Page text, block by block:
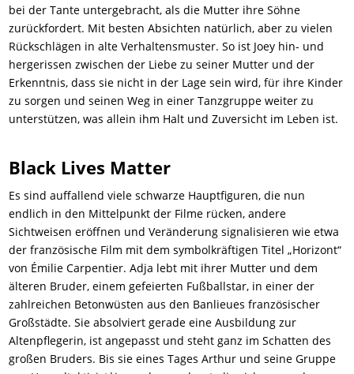
bei der Tante untergebracht, als die Mutter ihre Söhne
zurückfordert. Mit besten Absichten natürlich, aber zu vielen
Rückschlägen in alte Verhaltensmuster. So ist Joey hin- und
hergerissen zwischen der Liebe zu seiner Mutter und der
Erkenntnis, dass sie nicht in der Lage sein wird, für ihre Kinder
zu sorgen und seinen Weg in einer Tanzgruppe weiter zu
unterstützen, was allein ihm Halt und Zuversicht im Leben ist.
Black Lives Matter
Es sind auffallend viele schwarze Hauptfiguren, die nun
endlich in den Mittelpunkt der Filme rücken, andere
Sichtweisen eröffnen und Veränderung signalisieren wie etwa
der französische Film mit dem symbolkräftigen Titel „Horizont“
von Émilie Carpentier. Adja lebt mit ihrer Mutter und dem
älteren Bruder, einem gefeierten Fußballstar, in einer der
zahlreichen Betonwüsten aus den Banlieues französischer
Großstädte. Sie absolviert gerade eine Ausbildung zur
Altenpflegerin, ist angepasst und steht ganz im Schatten des
großen Bruders. Bis sie eines Tages Arthur und seine Gruppe